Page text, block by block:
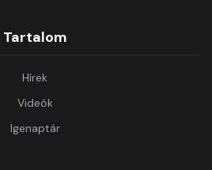
Tartalom
Hírek
Videók
Igenaptár